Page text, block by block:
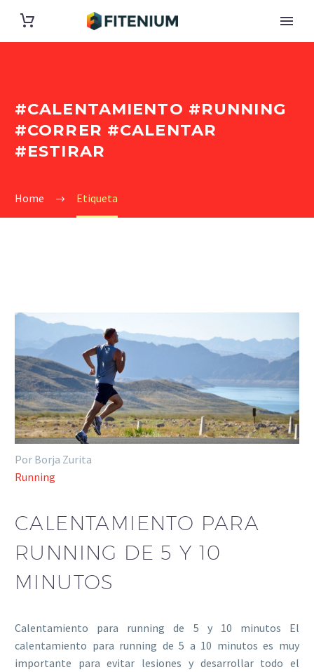
#CALENTAMIENTO #RUNNING
#CORRER #CALENTAR
#ESTIRAR
Home Etiqueta
Por Borja Zurita
Running
CALENTAMIENTO PARA
RUNNING DE 5 Y 10
MINUTOS
Calentamiento para running de 5 y 10 minutos El
calentamiento para running de 5 a 10 minutos es muy
importante para evitar lesiones y desarrollar todo el